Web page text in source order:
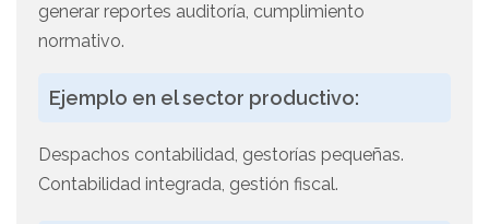
generar reportes auditoría, cumplimiento
normativo.
Ejemplo en el sector productivo:
Despachos contabilidad, gestorías pequeñas.
Contabilidad integrada, gestión fiscal.